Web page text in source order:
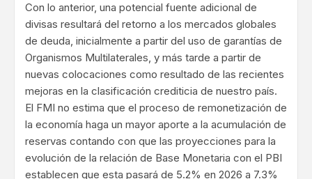
Con lo anterior, una potencial fuente adicional de
divisas resultará del retorno a los mercados globales
de deuda, inicialmente a partir del uso de garantías de
Organismos Multilaterales, y más tarde a partir de
nuevas colocaciones como resultado de las recientes
mejoras en la clasificación crediticia de nuestro país.
El FMI no estima que el proceso de remonetización de
la economía haga un mayor aporte a la acumulación de
reservas contando con que las proyecciones para la
evolución de la relación de Base Monetaria con el PBI
establecen que esta pasará de 5.2% en 2026 a 7.3%